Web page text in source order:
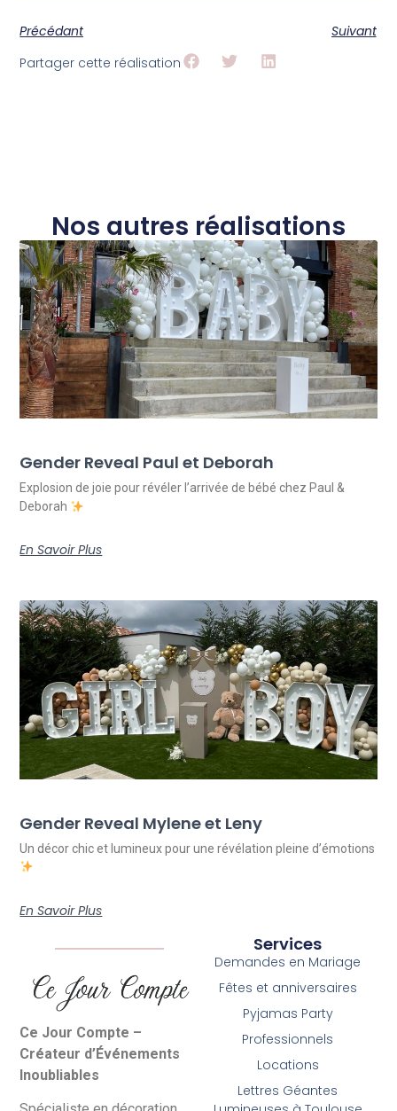
Précédant
Suivant
Partager cette réalisation
Nos autres réalisations
Gender Reveal Paul et Deborah
Explosion de joie pour révéler l’arrivée de bébé chez Paul &
Deborah
En Savoir Plus
Gender Reveal Mylene et Leny
Un décor chic et lumineux pour une révélation pleine d’émotions
En Savoir Plus
Ce Jour Compte –
Créateur d’Événements
Inoubliables
Services
Demandes en Mariage
Fêtes et anniversaires
Pyjamas Party
Professionnels
Locations
Lettres Géantes